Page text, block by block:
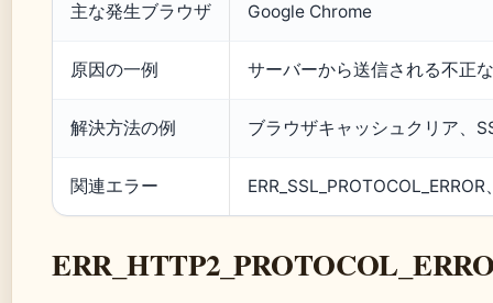
主な発生ブラウザ Google Chrome
原因の一例 サーバーから送信される不正
解決方法の例 ブラウザキャッシュクリア、
関連エラー